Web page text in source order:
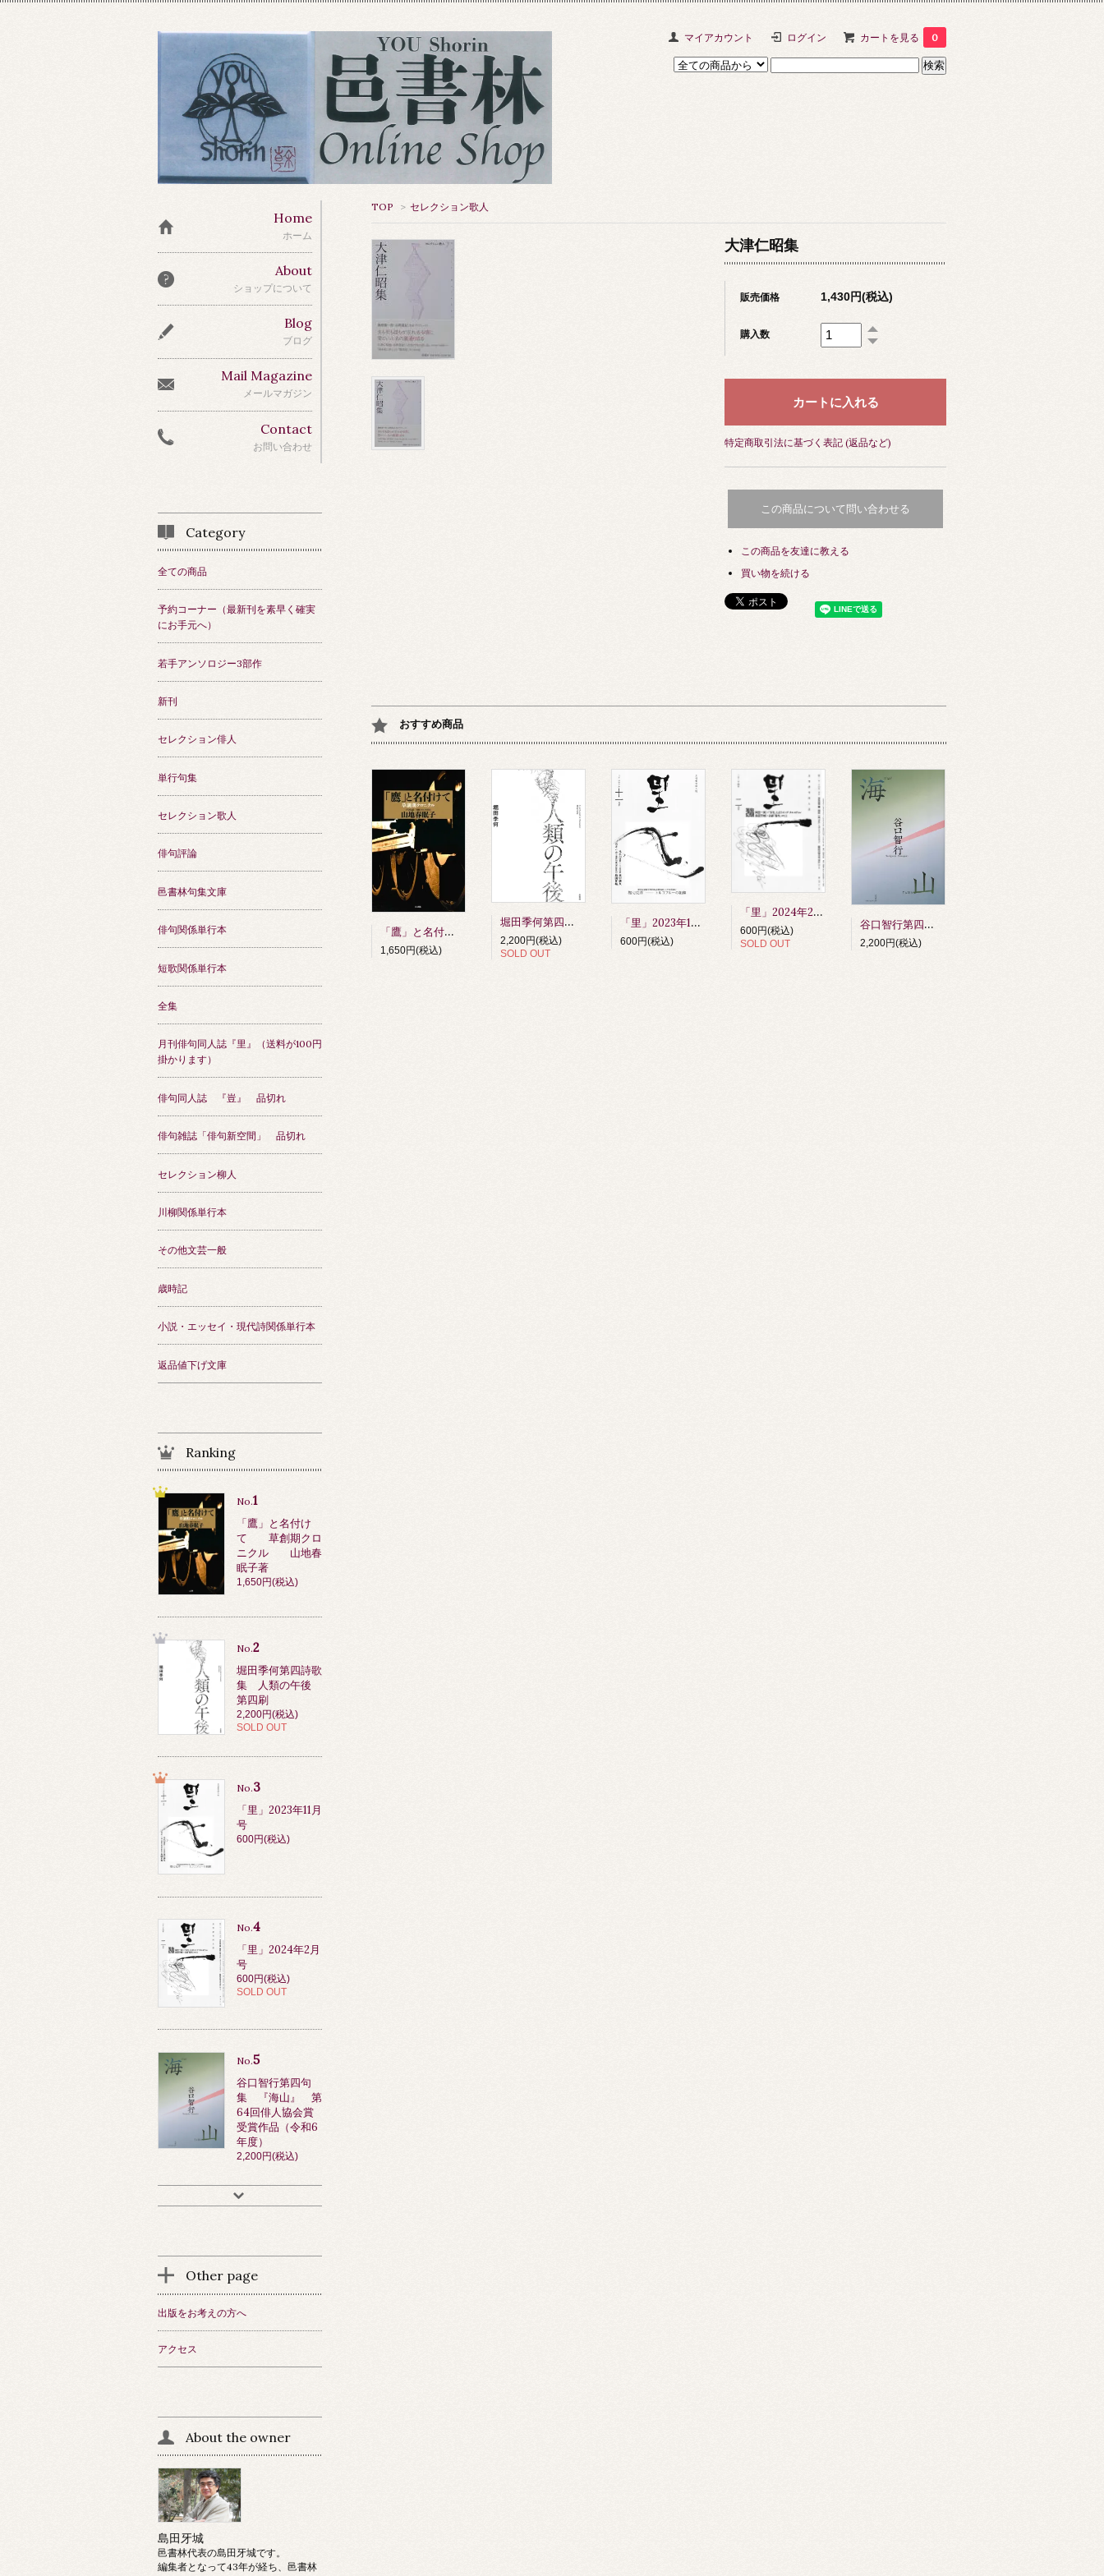
マイアカウント ログイン カートを見る 0
TOP > セレクション歌人
大津仁昭集
販売価格 1,430円(税込)
購入数
特定商取引法に基づく表記 (返品など)
この商品について問い合わせる
この商品を友達に教える
買い物を続ける
おすすめ商品
「鷹」と名付けて 草創期クロニクル 山地春眠子著
1,650円(税込)
堀田季何第四詩歌集 人類の午後 第四刷
2,200円(税込)
SOLD OUT
「里」2023年11月号
600円(税込)
「里」2024年2月号
600円(税込)
SOLD OUT
谷口智行第四句集 『海山』 第64回俳人協会賞受賞作品（令和6年度）
2,200円(税込)
Home
ホーム
About
ショップについて
Blog
ブログ
Mail Magazine
メールマガジン
Contact
お問い合わせ
Category
全ての商品
予約コーナー（最新刊を素早く確実
にお手元へ）
若手アンソロジー3部作
新刊
セレクション俳人
単行句集
セレクション歌人
俳句評論
邑書林句集文庫
俳句関係単行本
短歌関係単行本
全集
月刊俳句同人誌『里』（送料が100円
掛かります）
俳句同人誌 『豈』 品切れ
俳句雑誌「俳句新空間」 品切れ
セレクション柳人
川柳関係単行本
その他文芸一般
歳時記
小説・エッセイ・現代詩関係単行本
返品値下げ文庫
Ranking
No.1
「鷹」と名付け
て 草創期クロ
ニクル 山地春
眠子著
1,650円(税込)
No.2
堀田季何第四詩歌
集 人類の午後
第四刷
2,200円(税込)
SOLD OUT
No.3
「里」2023年11月
号
600円(税込)
No.4
「里」2024年2月
号
600円(税込)
SOLD OUT
No.5
谷口智行第四句
集 『海山』 第
64回俳人協会賞
受賞作品（令和6
年度）
2,200円(税込)
Other page
出版をお考えの方へ
アクセス
About the owner
島田牙城
邑書林代表の島田牙城です。
編集者となって43年が経ち、邑書林